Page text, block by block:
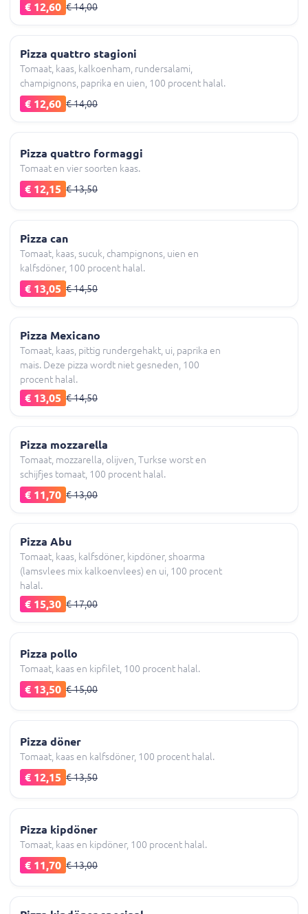
€ 12,60 € 14,00
Pizza quattro stagioni
Tomaat, kaas, kalkoenham, rundersalami,
champignons, paprika en uien, 100 procent halal.
€ 12,60 € 14,00
Pizza quattro formaggi
Tomaat en vier soorten kaas.
€ 12,15 € 13,50
Pizza can
Tomaat, kaas, sucuk, champignons, uien en
kalfsdöner, 100 procent halal.
€ 13,05 € 14,50
Pizza Mexicano
Tomaat, kaas, pittig rundergehakt, ui, paprika en
mais. Deze pizza wordt niet gesneden, 100
procent halal.
€ 13,05 € 14,50
Pizza mozzarella
Tomaat, mozzarella, olijven, Turkse worst en
schijfjes tomaat, 100 procent halal.
€ 11,70 € 13,00
Pizza Abu
Tomaat, kaas, kalfsdöner, kipdöner, shoarma
(lamsvlees mix kalkoenvlees) en ui, 100 procent
halal.
€ 15,30 € 17,00
Pizza pollo
Tomaat, kaas en kipfilet, 100 procent halal.
€ 13,50 € 15,00
Pizza döner
Tomaat, kaas en kalfsdöner, 100 procent halal.
€ 12,15 € 13,50
Pizza kipdöner
Tomaat, kaas en kipdöner, 100 procent halal.
€ 11,70 € 13,00